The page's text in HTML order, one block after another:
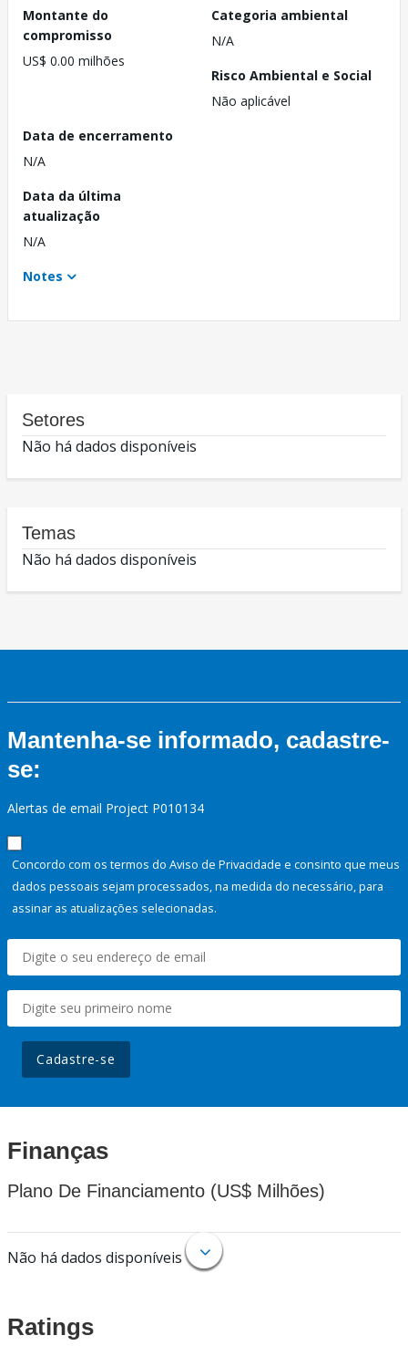
Montante do
compromisso
US$ 0.00 milhões
Categoria ambiental
N/A
Risco Ambiental e Social
Não aplicável
Data de encerramento
N/A
Data da última
atualização
N/A
Notes
Setores
Não há dados disponíveis
Temas
Não há dados disponíveis
Mantenha-se informado, cadastre-
se:
Alertas de email Project P010134
Concordo com os termos do Aviso de Privacidade e consinto que meus
dados pessoais sejam processados, na medida do necessário, para
assinar as atualizações selecionadas.
Cadastre-se
Finanças
Plano De Financiamento (US$ Milhões)
Não há dados disponíveis
Ratings